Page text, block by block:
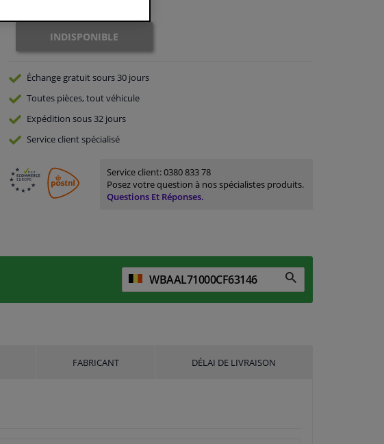
INDISPONIBLE
Échange gratuitsours 30 jours
Toutes pièces, tout véhicule
Expédition sous 32 jours
Serviceclient spécialisé
Service client:0380 833 78
Posez votre question à nos spécialistes produits.
Questions Et Réponses.
FABRICANT DÉLAI DE LIVRAISON